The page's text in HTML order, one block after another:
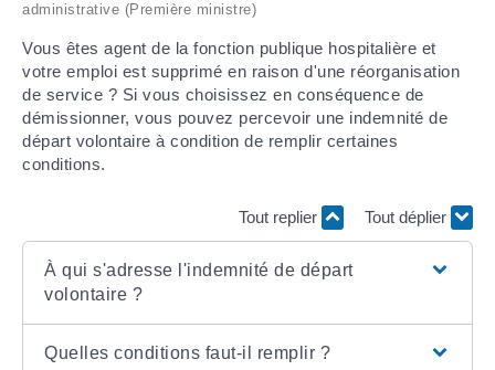
administrative (Première ministre)
Vous êtes agent de la fonction publique hospitalière et
votre emploi est supprimé en raison d'une réorganisation
de service ? Si vous choisissez en conséquence de
démissionner, vous pouvez percevoir une indemnité de
départ volontaire à condition de remplir certaines
conditions.
Tout replier Tout déplier
À qui s'adresse l'indemnité de départ
volontaire ?
Quelles conditions faut-il remplir ?
DÉLIBÉRATIONS